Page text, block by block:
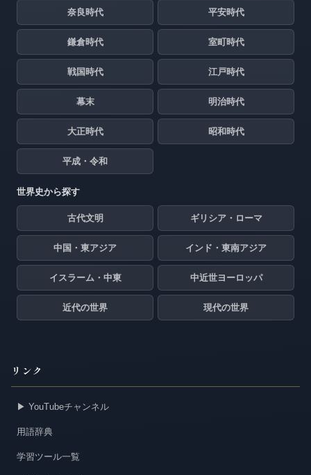
奈良時代 平安時代
鎌倉時代 室町時代
戦国時代 江戸時代
幕末 明治時代
大正時代 昭和時代
平成・令和
世界史から探す
古代文明 ギリシア・ローマ
中国・東アジア インド・東南アジア
イスラーム・中東 中近世ヨーロッパ
近代の世界 現代の世界
リンク
▶ YouTubeチャンネル
用語辞典
学習ツール一覧